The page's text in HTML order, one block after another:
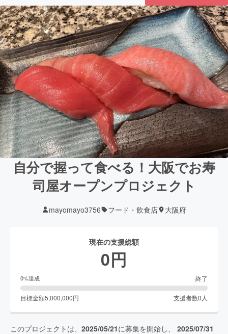
自分で握って食べる！大阪でお寿
司屋オープンプロジェクト
mayomayo3756 フード・飲食店 大阪府
現在の支援総額
0円
0%達成 終了
目標金額5,000,000円 支援者数0 人
このプロジェクトは、 2025/05/21に募集を開始し、 2025/07/31